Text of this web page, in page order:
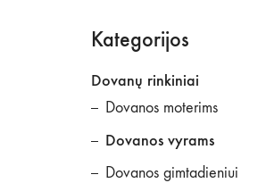
Kategorijos
Dovanų rinkiniai
Dovanos moterims
Dovanos vyrams
Dovanos gimtadieniui